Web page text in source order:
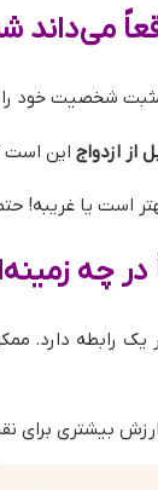
مثبت شخصیت خود
از ازدواج این است
است یا غریبه!
در چه
یک رابطه
بیشتری برای